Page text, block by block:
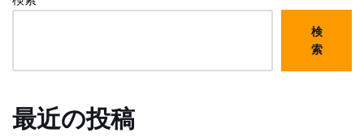
検
索
最近の投稿